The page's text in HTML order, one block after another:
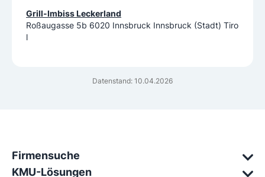
Datenstand: 10.04.2026
Grill-Imbiss Leckerland
Roßaugasse 5b 6020 Innsbruck Innsbruck (Stadt) Tiro
l
Firmensuche
KMU-Lösungen